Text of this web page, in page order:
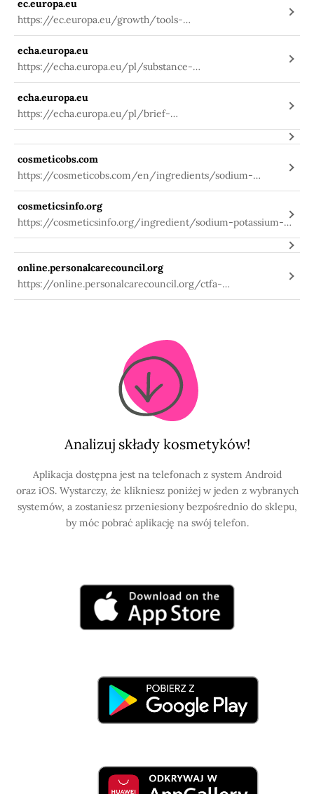
ec.europa.eu
https://ec.europa.eu/growth/tools-
databases/cosing/index.cfm?
fuseaction=search.details_v2&id=59552
echa.europa.eu
https://echa.europa.eu/pl/substance-
information/-/substanceinfo/100.032.521
echa.europa.eu
https://echa.europa.eu/pl/brief-
profile/-/briefprofile/100.060.291
cosmeticobs.com
https://cosmeticobs.com/en/ingredients/sodium-
potassium-aluminum-silicate-3093
cosmeticsinfo.org
https://cosmeticsinfo.org/ingredient/sodium-potassium-
aluminum-silicate
online.personalcarecouncil.org
https://online.personalcarecouncil.org/ctfa-
static/online/lists/cir-pdfs/FR466.pdf
Analizuj składy kosmetyków!
Aplikacja dostępna jest na telefonach z system Android
oraz iOS. Wystarczy, że klikniesz poniżej w jeden z wybranych
systemów, a zostaniesz przeniesiony bezpośrednio do sklepu,
by móc pobrać aplikację na swój telefon.